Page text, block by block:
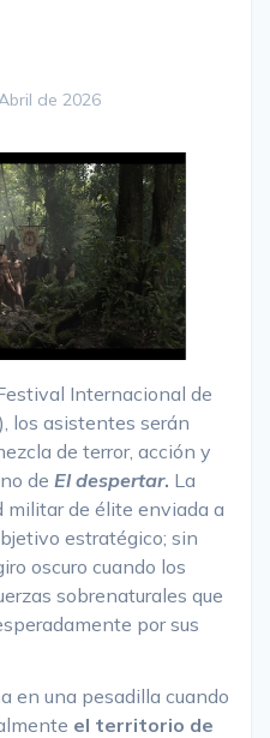
de 2026
Internacional de
los asistentes serán
de terror, acción y
de El despertar. La
militar de élite enviada a
estratégico; sin
oscuro cuando los
sobrenaturales que
por sus
en una pesadilla cuando
el territorio de